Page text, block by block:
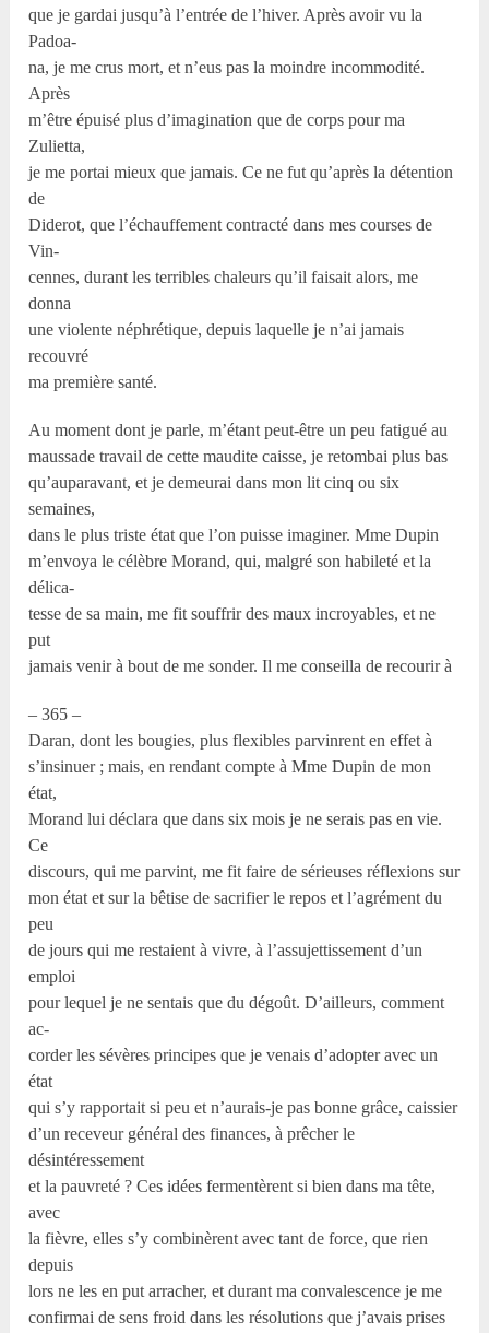
que je gardai jusqu’à l’entrée de l’hiver. Après avoir vu la
Padoa-
na, je me crus mort, et n’eus pas la moindre incommodité.
Après
m’être épuisé plus d’imagination que de corps pour ma
Zulietta,
je me portai mieux que jamais. Ce ne fut qu’après la détention
de
Diderot, que l’échauffement contracté dans mes courses de
Vin-
cennes, durant les terribles chaleurs qu’il faisait alors, me
donna
une violente néphrétique, depuis laquelle je n’ai jamais
recouvré
ma première santé.
Au moment dont je parle, m’étant peut-être un peu fatigué au
maussade travail de cette maudite caisse, je retombai plus bas
qu’auparavant, et je demeurai dans mon lit cinq ou six
semaines,
dans le plus triste état que l’on puisse imaginer. Mme Dupin
m’envoya le célèbre Morand, qui, malgré son habileté et la
délica-
tesse de sa main, me fit souffrir des maux incroyables, et ne
put
jamais venir à bout de me sonder. Il me conseilla de recourir à
– 365 –
Daran, dont les bougies, plus flexibles parvinrent en effet à
s’insinuer ; mais, en rendant compte à Mme Dupin de mon
état,
Morand lui déclara que dans six mois je ne serais pas en vie.
Ce
discours, qui me parvint, me fit faire de sérieuses réflexions sur
mon état et sur la bêtise de sacrifier le repos et l’agrément du
peu
de jours qui me restaient à vivre, à l’assujettissement d’un
emploi
pour lequel je ne sentais que du dégoût. D’ailleurs, comment
ac-
corder les sévères principes que je venais d’adopter avec un
état
qui s’y rapportait si peu et n’aurais-je pas bonne grâce, caissier
d’un receveur général des finances, à prêcher le
désintéressement
et la pauvreté ? Ces idées fermentèrent si bien dans ma tête,
avec
la fièvre, elles s’y combinèrent avec tant de force, que rien
depuis
lors ne les en put arracher, et durant ma convalescence je me
confirmai de sens froid dans les résolutions que j’avais prises